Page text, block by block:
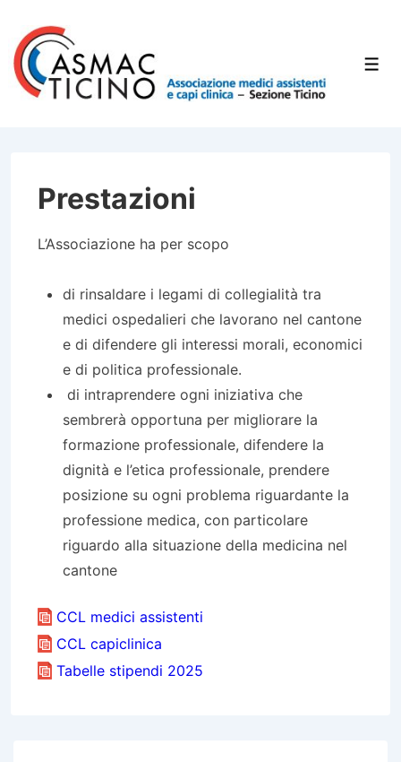
contenuto
Prestazioni
L’Associazione ha per scopo
di rinsaldare i legami di collegialità tra
medici ospedalieri che lavorano nel cantone
e di difendere gli interessi morali, economici
e di politica professionale.
di intraprendere ogni iniziativa che
sembrerà opportuna per migliorare la
formazione professionale, difendere la
dignità e l’etica professionale, prendere
posizione su ogni problema riguardante la
professione medica, con particolare
riguardo alla situazione della medicina nel
cantone
CCL medici assistenti
CCL capiclinica
Tabelle stipendi 2025